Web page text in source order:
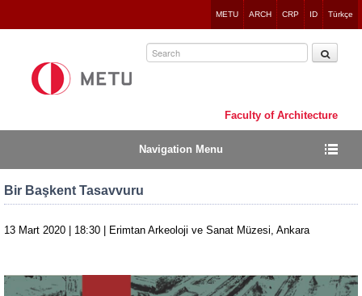
to
METU ARCH CRP ID Türkçe
Faculty of Architecture
Navigation Menu
Bir Başkent Tasavvuru
13 Mart 2020 | 18:30 | Erimtan Arkeoloji ve Sanat Müzesi, Ankara